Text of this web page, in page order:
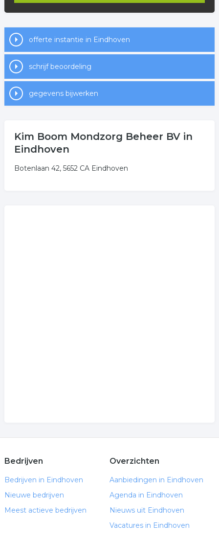
offerte instantie in Eindhoven
schrijf beoordeling
gegevens bijwerken
Kim Boom Mondzorg Beheer BV in
Eindhoven
Botenlaan 42, 5652 CA Eindhoven
Bedrijven
Bedrijven in Eindhoven
Nieuwe bedrijven
Meest actieve bedrijven
Overzichten
Aanbiedingen in Eindhoven
Agenda in Eindhoven
Nieuws uit Eindhoven
Vacatures in Eindhoven